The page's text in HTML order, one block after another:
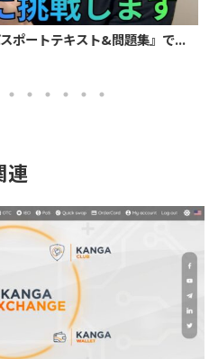
ポートテキスト&問題集』で...
連